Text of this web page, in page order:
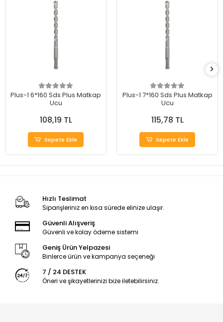
Plus-1 6*160 Sds Plus Matkap
Ucu
108,19 TL
Sepete Ekle
Plus-1 7*160 Sds Plus Matkap
Ucu
115,78 TL
Sepete Ekle
Hızlı Teslimat
Siparişleriniz en kısa sürede elinize ulaşır.
Güvenli Alışveriş
Güvenli ve kolay ödeme sistemi
Geniş Ürün Yelpazesi
Binlerce ürün ve kampanya seçeneği
7 / 24 DESTEK
Öneri ve şikayetlerinizi bize iletebilirsiniz.